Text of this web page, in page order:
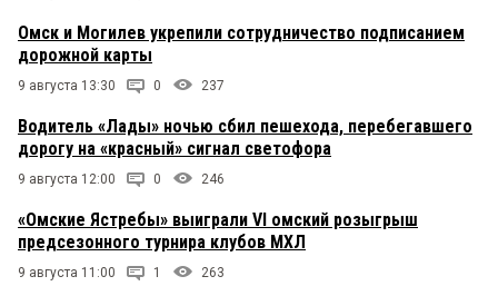
Омск и Могилев укрепили сотрудничество подписанием
дорожной карты
9 августа 13:30 0 237
Водитель «Лады» ночью сбил пешехода, перебегавшего
дорогу на «красный» сигнал светофора
9 августа 12:00 0 246
«Омские Ястребы» выиграли VI омский розыгрыш
предсезонного турнира клубов МХЛ
9 августа 11:00 1 263